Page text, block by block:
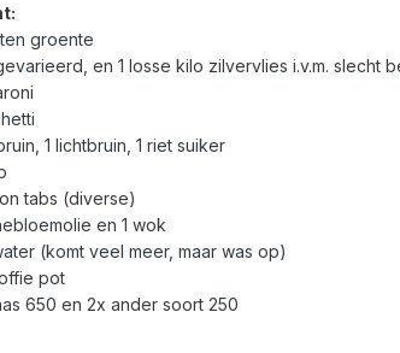
groente
en 1 losse kilo zilvervlies i.v.m. slecht
1 lichtbruin, 1 riet suiker
tabs (diverse)
en 1 wok
(komt veel meer, maar was op)
pot
650 en 2x ander soort 250